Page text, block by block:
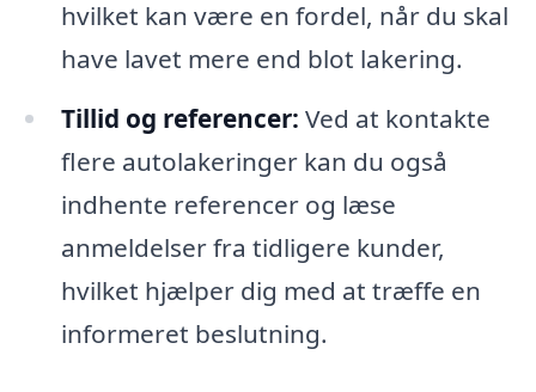
hvilket kan være en fordel, når du skal
have lavet mere end blot lakering.
Tillid og referencer: Ved at kontakte
flere autolakeringer kan du også
indhente referencer og læse
anmeldelser fra tidligere kunder,
hvilket hjælper dig med at træffe en
informeret beslutning.